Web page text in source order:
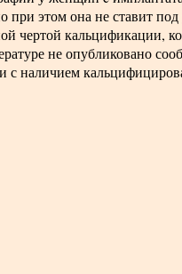
этом она не ставит под
чертой кальцификации,
не опубликовано
с наличием